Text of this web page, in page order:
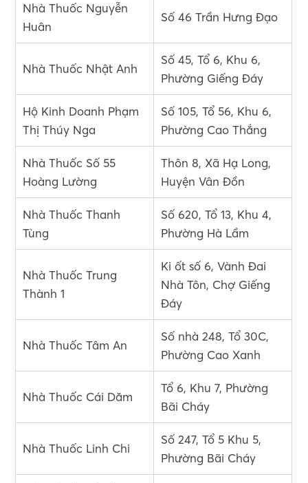
Nhà Thuốc Nguyễn
Huân
Số 46 Trần Hưng Đạo
Nhà Thuốc Nhật Anh
Số 45, Tổ 6, Khu 6,
Phường Giếng Đáy
Hộ Kinh Doanh Phạm
Thị Thúy Nga
Số 105, Tổ 56, Khu 6,
Phường Cao Thắng
Nhà Thuốc Số 55
Hoàng Lường
Thôn 8, Xã Hạ Long,
Huyện Vân Đồn
Nhà Thuốc Thanh
Tùng
Số 620, Tổ 13, Khu 4,
Phường Hà Lầm
Nhà Thuốc Trung
Thành 1
Ki ốt số 6, Vành Đai
Nhà Tôn, Chợ Giếng
Đáy
Nhà Thuốc Tâm An
Số nhà 248, Tổ 30C,
Phường Cao Xanh
Nhà Thuốc Cái Dăm
Tổ 6, Khu 7, Phường
Bãi Cháy
Nhà Thuốc Linh Chi
Số 247, Tổ 5 Khu 5,
Phường Bãi Cháy